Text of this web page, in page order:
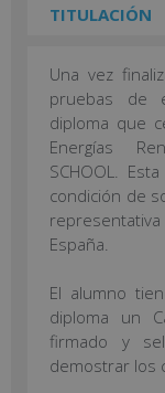
TITULACIÓN
Una vez
pruebas de
diploma que
Energías
SCHOOL.
condición de
España.
El alumno
diploma un
firmado y
demostrar los